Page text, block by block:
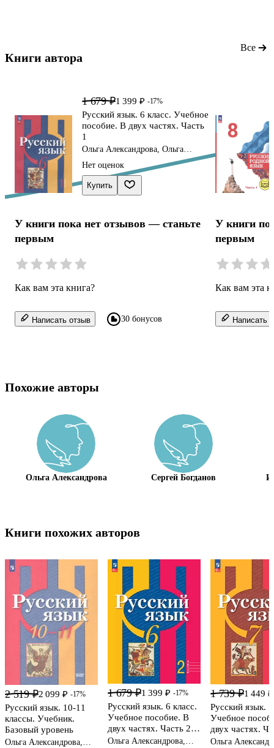
поставлю 2 звезды...
Книги автора
Все
1 679 ₽1 399 ₽ -17%
Русский язык. 6 класс. Учебное
пособие. В двух частях. Часть
1
Ольга Александрова, Ольга
Загоровская, Лидия Рыбченкова
Нет оценок
Купить
У книги пока нет отзывов — станьте
первым
Как вам эта книга?
Написать отзыв 30 бонусов
У книги
первым
Как вам эта
Написать
Похожие авторы
Ольга Александрова Сергей Богданов
Книги похожих авторов
2 519 ₽2 099 ₽ -17%
Русский язык. 10-11
классы. Учебник.
Базовый уровень
Ольга Александрова,
1 679 ₽1 399 ₽ -17%
Русский язык. 6 класс.
Учебное пособие. В
двух частях. Часть 2.
ФГОС 2021
Ольга Александрова,
1 739 ₽1 449 ₽
Русский язык.
Учебное
двух частях.
ФГОС 2021
Ольга